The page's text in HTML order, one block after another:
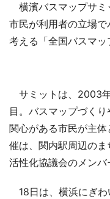
横濱バスマップサミ
市民が利用者の立場
考える「全国バスマッ
サミットは、2003
目。バスマップづく
関心がある市民が主
催は、関内駅周辺の
活性化協議会のメンバ
18日は、横浜にぎわ